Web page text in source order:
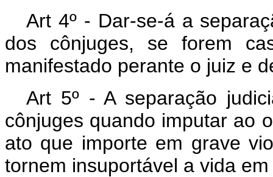
Art 4º - Dar-se-á a
dos cônjuges, se forem
manifestado perante o juiz e
Art 5º - A separação
cônjuges quando imputar ao
ato que importe em grave
tornem insuportável a vida